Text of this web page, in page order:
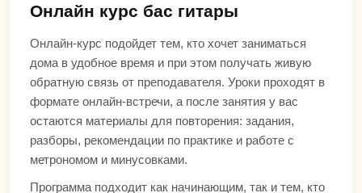
Онлайн курс бас гитары
Онлайн-курс подойдет тем, кто хочет заниматься
дома в удобное время и при этом получать живую
обратную связь от преподавателя. Уроки проходят в
формате онлайн-встречи, а после занятия у вас
остаются материалы для повторения: задания,
разборы, рекомендации по практике и работе с
метрономом и минусовками.
Программа подходит как начинающим, так и тем, кто